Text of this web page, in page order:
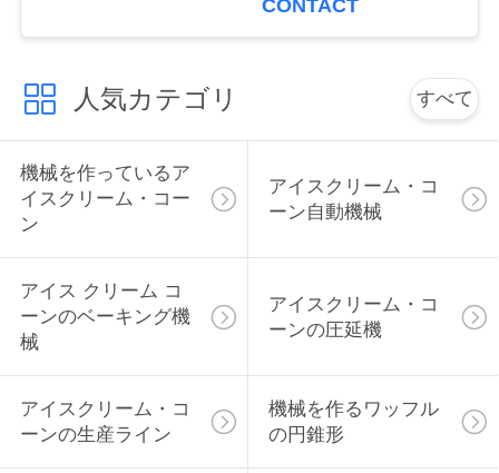
引
用
を
要
求
し
て
下
CONTACT
人気カテゴリ すべて
機械を作っているア
イスクリーム・コー
ン
アイスクリーム・コ
ーン自動機械
アイス クリーム コ
ーンのベーキング機
械
アイスクリーム・コ
ーンの圧延機
アイスクリーム・コ
ーンの生産ライン
機械を作るワッフル
の円錐形